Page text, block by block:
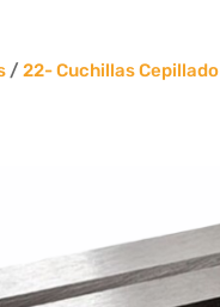
/22- Cuchillas Cepillado